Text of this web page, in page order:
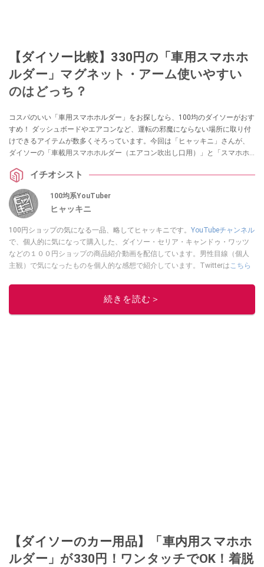
【ダイソー比較】330円の「車用スマホホ
ルダー」マグネット・アーム使いやすい
のはどっち？
コスパのいい「車用スマホホルダー」をお探しなら、100均のダイソーがおす
すめ！ ダッシュボードやエアコンなど、運転の邪魔にならない場所に取り付
けできるアイテムが数多くそろっています。今回は「ヒャッキニ」さんが、
ダイソーの「車載用スマホホルダー（エアコン吹出し口用）」と「スマホホ
イチオシスト
100均系YouTuber
ヒャッキニ
100円ショップの気になる一品、略してヒャッキニです。 YouTubeチャンネル
で、個人的に気になって購入した、ダイソー・セリア・キャンドゥ・ワッツ
などの１００円ショップの商品紹介動画を配信しています。男性目線（個人
主観）で気になったものを個人的な感想で紹介しています。Twitterはこちら
このイチオシストの他の記事を読む
続きを読む＞
【ダイソーのカー用品】「車内用スマホホ
ルダー」が330円！ワンタッチでOK！着脱